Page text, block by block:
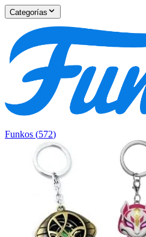
Categorías
Funkos (572)